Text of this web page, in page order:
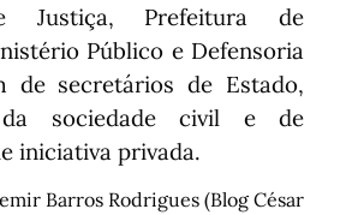
Justiça, Prefeitura de
Público e Defensoria
de secretários de Estado,
da sociedade civil e de
iniciativa privada.
Barros Rodrigues (Blog César